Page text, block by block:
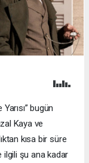
bugün
Kaya ve
kısa bir süre
şu ana kadar